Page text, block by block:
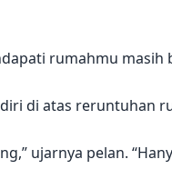
rumahmu masih
di atas reruntuhan
ujarnya pelan.